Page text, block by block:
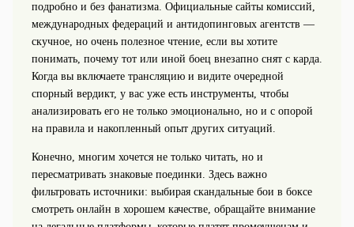
подробно и без фанатизма. Официальные сайты комиссий,
международных федераций и антидопинговых агентств —
скучное, но очень полезное чтение, если вы хотите
понимать, почему тот или иной боец внезапно снят с карда.
Когда вы включаете трансляцию и видите очередной
спорный вердикт, у вас уже есть инструменты, чтобы
анализировать его не только эмоционально, но и с опорой
на правила и накопленный опыт других ситуаций.
Конечно, многим хочется не только читать, но и
пересматривать знаковые поединки. Здесь важно
фильтровать источники: выбирая скандальные бои в боксе
смотреть онлайн в хорошем качестве, обращайте внимание